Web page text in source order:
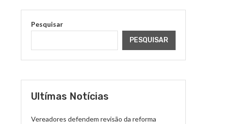
Pesquisar
PESQUISAR
Ultímas Notícias
Vereadores defendem revisão da reforma